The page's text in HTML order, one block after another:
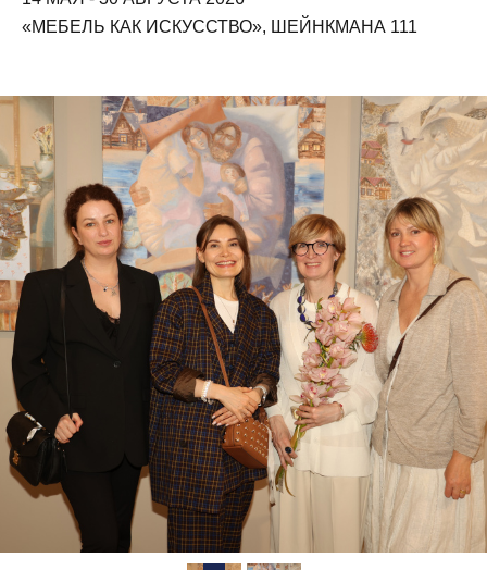
«МЕБЕЛЬ КАК ИСКУССТВО», ШЕЙНКМАНА 111